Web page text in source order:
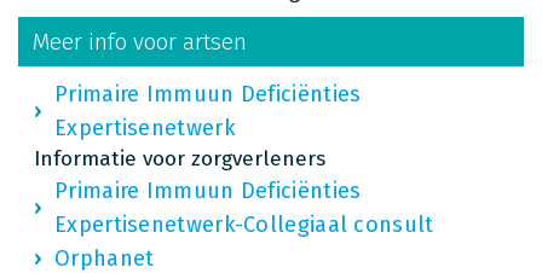
Meer info voor artsen
Primaire Immuun Deficiënties
Expertisenetwerk
Informatie voor zorgverleners
Primaire Immuun Deficiënties
Expertisenetwerk-Collegiaal consult
Orphanet